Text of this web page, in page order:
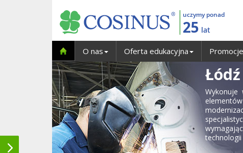
uczymy ponad
25 lat
O nas Oferta edukacyjna Promocje
Wykonuje